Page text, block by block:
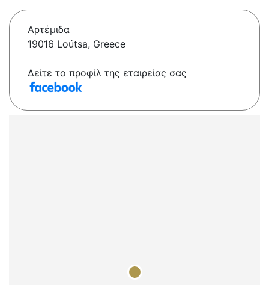
Αρτέμιδα
19016 Loútsa, Greece
Δείτε το προφίλ της εταιρείας σας